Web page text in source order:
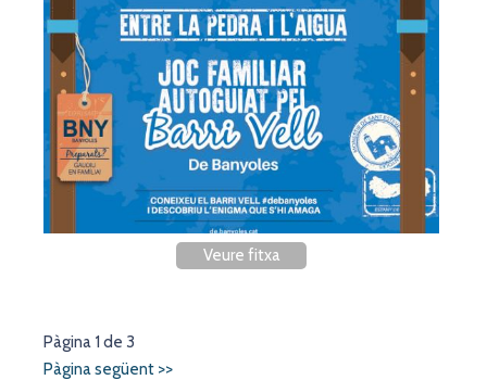
Veure fitxa
Pàgina 1 de 3
Pàgina següent >>